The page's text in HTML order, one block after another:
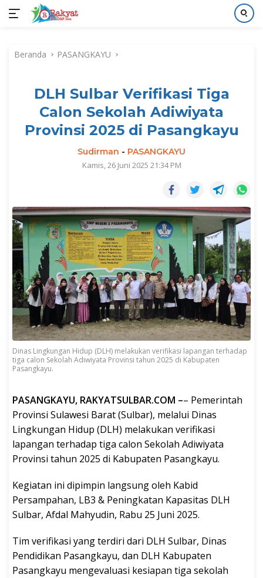
kontenBeranda PASANGKAYU
DLH Sulbar Verifikasi Tiga
Calon Sekolah Adiwiyata
Provinsi 2025 di Pasangkayu
Sudirman - PASANGKAYU
Kamis, 26 Juni 2025 21:34 PM
Dinas Lingkungan Hidup (DLH) melakukan verifikasi lapangan terhadap
tiga calon Sekolah Adiwiyata Provinsi tahun 2025 di Kabupaten
Pasangkayu.
PASANGKAYU, RAKYATSULBAR.COM –– Pemerintah
Provinsi Sulawesi Barat (Sulbar), melalui Dinas
Lingkungan Hidup (DLH) melakukan verifikasi
lapangan terhadap tiga calon Sekolah Adiwiyata
Provinsi tahun 2025 di Kabupaten Pasangkayu.
Kegiatan ini dipimpin langsung oleh Kabid
Persampahan, LB3 & Peningkatan Kapasitas DLH
Sulbar, Afdal Mahyudin, Rabu 25 Juni 2025.
Tim verifikasi yang terdiri dari DLH Sulbar, Dinas
Pendidikan Pasangkayu, dan DLH Kabupaten
Pasangkayu mengevaluasi kesiapan tiga sekolah